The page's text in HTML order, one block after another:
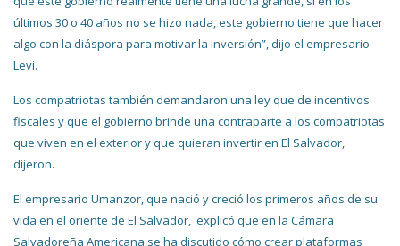
últimos 30 o 40 años no se hizo nada, este gobierno tiene que hacer
algo con la diáspora para motivar la inversión”, dijo el empresario
Levi.
Los compatriotas también demandaron una ley que de incentivos
fiscales y que el gobierno brinde una contraparte a los compatriotas
que viven en el exterior y que quieran invertir en El Salvador,
dijeron.
El empresario Umanzor, que nació y creció los primeros años de su
vida en el oriente de El Salvador, explicó que en la Cámara
Salvadoreña Americana se ha discutido cómo crear plataformas